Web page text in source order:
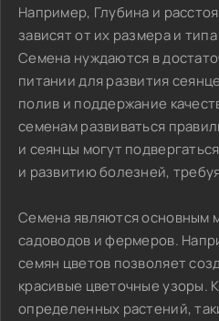
Например, Глубина и
зависят от их размера и
Семена нуждаются в
питании для развития
полив и поддержание
семенам развиваться
и сеянцы могут
и развитию болезней,
Семена являются основным
садоводов и фермеров.
семян цветов позволяет
красивые цветочные узоры.
определенных растений,